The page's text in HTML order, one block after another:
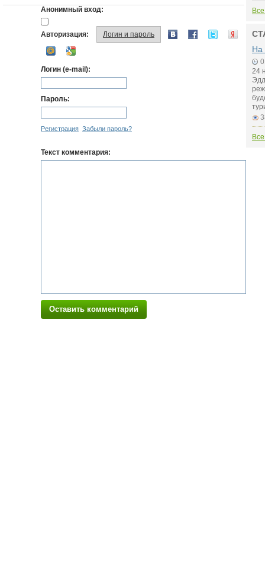
Анонимный вход:
Авторизация: Логин и пароль
Логин (e-mail):
Пароль:
Регистрация Забыли пароль?
Текст комментария:
Оставить комментарий
На
24